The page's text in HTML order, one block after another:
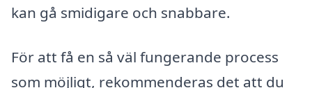
kan gå smidigare och snabbare.
För att få en så väl fungerande process
som möjligt, rekommenderas det att du